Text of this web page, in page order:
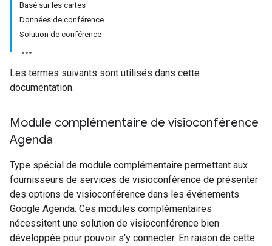
Basé sur les cartes
Données de conférence
Solution de conférence
Les termes suivants sont utilisés dans cette
documentation.
Module complémentaire de visioconférence
Agenda
Type spécial de module complémentaire permettant aux
fournisseurs de services de visioconférence de présenter
des options de visioconférence dans les événements
Google Agenda. Ces modules complémentaires
nécessitent une solution de visioconférence bien
développée pour pouvoir s'y connecter. En raison de cette